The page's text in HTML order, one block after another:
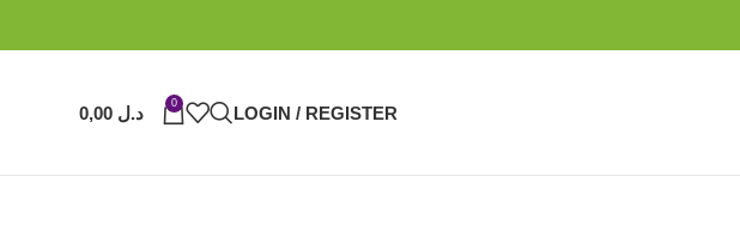
LOGIN / REGISTER
0 د.ل